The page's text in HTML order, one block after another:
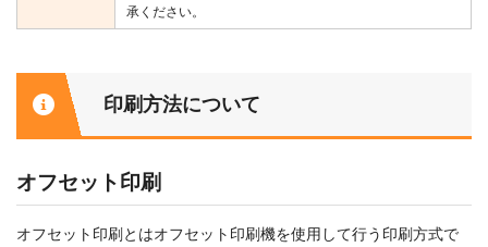
承ください。
印刷方法について
オフセット印刷
オフセット印刷とはオフセット印刷機を使用して行う印刷方式で